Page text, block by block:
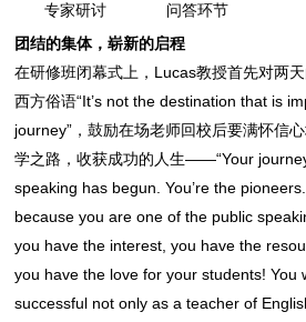
专家研讨
问答环节
团结的集体，崭新的启程
在研修班闭幕式上，Lucas教授首先对两
西方俗语“It’s not the destination that is
journey”，鼓励在场老师回校后要满怀信
学之路，收获成功的人生——“Your
speaking has begun. You’re the
because you are one of the public
you have the interest, you have the
you have the love for your students! You
successful not only as a teacher of